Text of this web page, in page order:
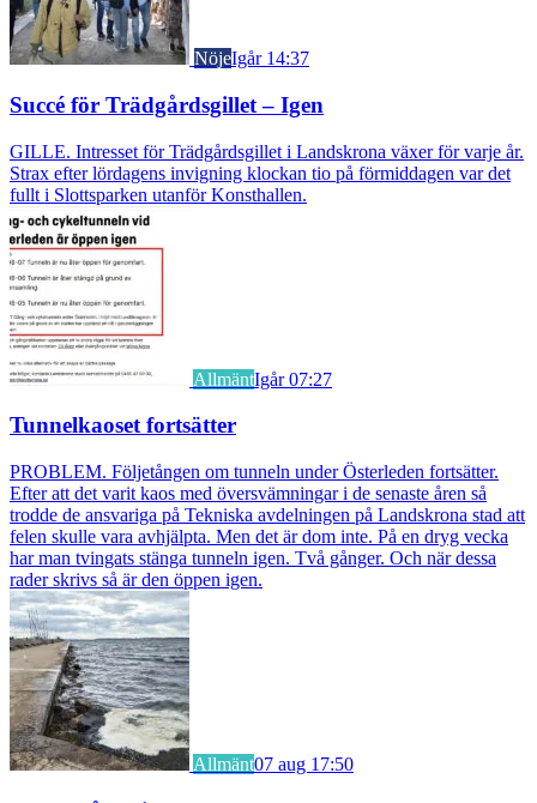
NöjeIgår 14:37
Succé för Trädgårdsgillet – Igen
GILLE. Intresset för Trädgårdsgillet i Landskrona växer för varje år.
Strax efter lördagens invigning klockan tio på förmiddagen var det
fullt i Slottsparken utanför Konsthallen.
AllmäntIgår 07:27
Tunnelkaoset fortsätter
PROBLEM. Följetången om tunneln under Österleden fortsätter.
Efter att det varit kaos med översvämningar i de senaste åren så
trodde de ansvariga på Tekniska avdelningen på Landskrona stad att
felen skulle vara avhjälpta. Men det är dom inte. På en dryg vecka
har man tvingats stänga tunneln igen. Två gånger. Och när dessa
rader skrivs så är den öppen igen.
Allmänt07 aug 17:50